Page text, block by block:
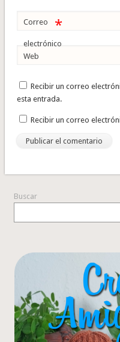
Correo
electrónico
*
Web
Recibir un correo
esta entrada.
Recibir un correo
Buscar